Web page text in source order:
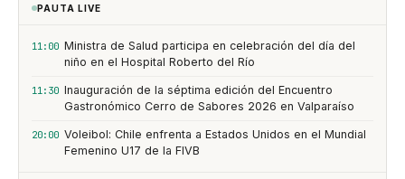
PAUTA LIVE
11:00 Ministra de Salud participa en celebración del día del
niño en el Hospital Roberto del Río
11:30 Inauguración de la séptima edición del Encuentro
Gastronómico Cerro de Sabores 2026 en Valparaíso
20:00 Voleibol: Chile enfrenta a Estados Unidos en el Mundial
Femenino U17 de la FIVB